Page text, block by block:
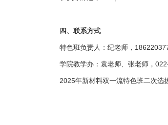
四、联系方式
特色班负责人：纪老师，
学院教学办：袁老师、张老师，
2025年新材料双一流特色班二次选